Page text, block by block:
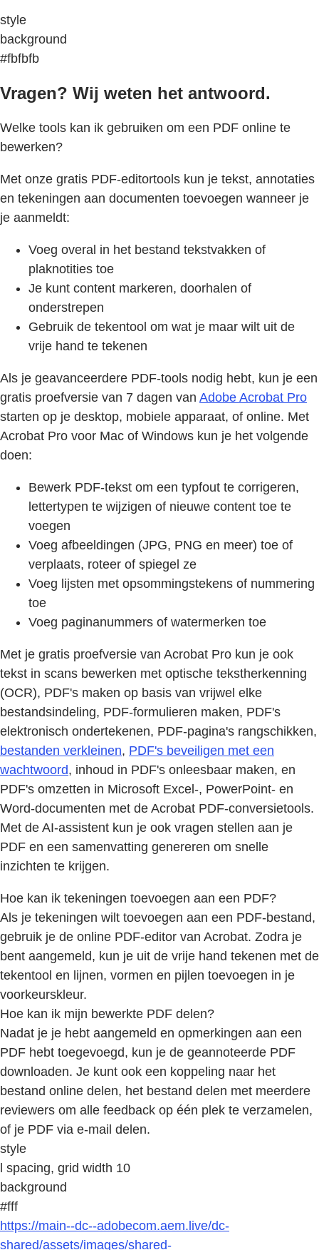
style
background
#fbfbfb
Vragen? Wij weten het antwoord.
Welke tools kan ik gebruiken om een PDF online te
bewerken?
Met onze gratis PDF-editortools kun je tekst, annotaties
en tekeningen aan documenten toevoegen wanneer je
je aanmeldt:
Voeg overal in het bestand tekstvakken of
plaknotities toe
Je kunt content markeren, doorhalen of
onderstrepen
Gebruik de tekentool om wat je maar wilt uit de
vrije hand te tekenen
Als je geavanceerdere PDF-tools nodig hebt, kun je een
gratis proefversie van 7 dagen van Adobe Acrobat Pro
starten op je desktop, mobiele apparaat, of online. Met
Acrobat Pro voor Mac of Windows kun je het volgende
doen:
Bewerk PDF-tekst om een typfout te corrigeren,
lettertypen te wijzigen of nieuwe content toe te
voegen
Voeg afbeeldingen (JPG, PNG en meer) toe of
verplaats, roteer of spiegel ze
Voeg lijsten met opsommingstekens of nummering
toe
Voeg paginanummers of watermerken toe
Met je gratis proefversie van Acrobat Pro kun je ook
tekst in scans bewerken met optische tekstherkenning
(OCR), PDF's maken op basis van vrijwel elke
bestandsindeling, PDF-formulieren maken, PDF's
elektronisch ondertekenen, PDF-pagina's rangschikken,
bestanden verkleinen, PDF's beveiligen met een
wachtwoord, inhoud in PDF's onleesbaar maken, en
PDF's omzetten in Microsoft Excel-, PowerPoint- en
Word-documenten met de Acrobat PDF-conversietools.
Met de AI-assistent kun je ook vragen stellen aan je
PDF en een samenvatting genereren om snelle
inzichten te krijgen.
Hoe kan ik tekeningen toevoegen aan een PDF?
Als je tekeningen wilt toevoegen aan een PDF-bestand,
gebruik je de online PDF-editor van Acrobat. Zodra je
bent aangemeld, kun je uit de vrije hand tekenen met de
tekentool en lijnen, vormen en pijlen toevoegen in je
voorkeurskleur.
Hoe kan ik mijn bewerkte PDF delen?
Nadat je je hebt aangemeld en opmerkingen aan een
PDF hebt toegevoegd, kun je de geannoteerde PDF
downloaden. Je kunt ook een koppeling naar het
bestand online delen, het bestand delen met meerdere
reviewers om alle feedback op één plek te verzamelen,
of je PDF via e-mail delen.
style
l spacing, grid width 10
background
#fff
https://main--dc--adobecom.aem.live/dc-
shared/assets/images/shared-